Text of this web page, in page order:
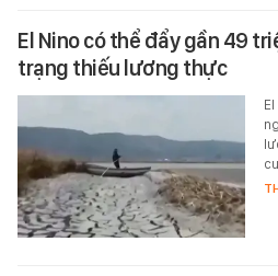
El Nino có thể đẩy gần 49
trạng thiếu lương thực